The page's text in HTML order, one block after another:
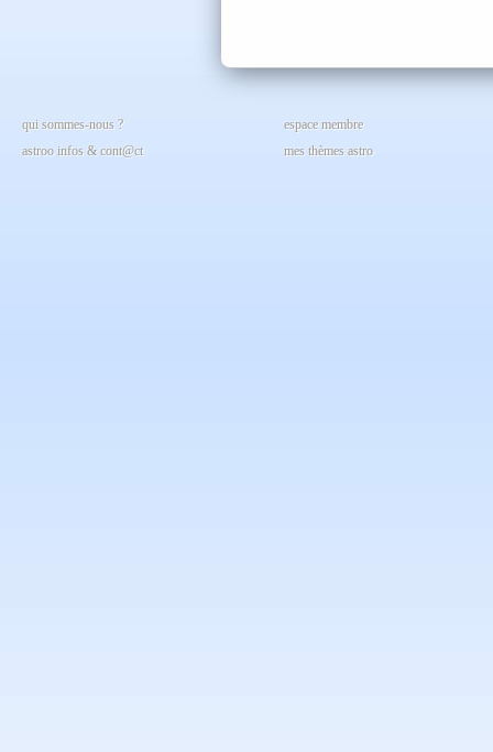
qui sommes-nous ?
astroo infos & cont@ct
espace membre
mes thèmes astro